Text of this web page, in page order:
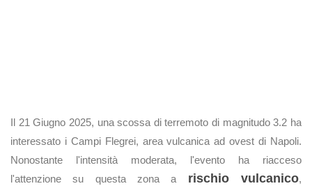
Il 21 Giugno 2025, una scossa di terremoto di magnitudo 3.2 ha
interessato i Campi Flegrei, area vulcanica ad ovest di Napoli.
Nonostante l'intensità moderata, l'evento ha riacceso
l'attenzione su questa zona a rischio vulcanico,